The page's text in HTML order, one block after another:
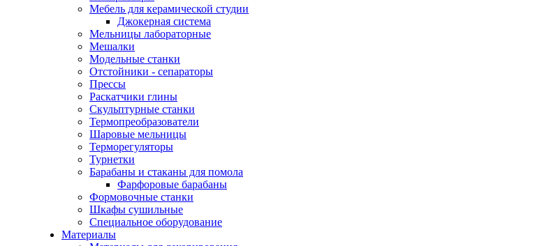
Мебель для керамической студии
Джокерная система
Мельницы лабораторные
Мешалки
Модельные станки
Отстойники - сепараторы
Прессы
Раскатчики глины
Скульптурные станки
Термопреобразователи
Шаровые мельницы
Терморегуляторы
Турнетки
Барабаны и стаканы для помола
Фарфоровые барабаны
Формовочные станки
Шкафы сушильные
Специальное оборудование
Материалы